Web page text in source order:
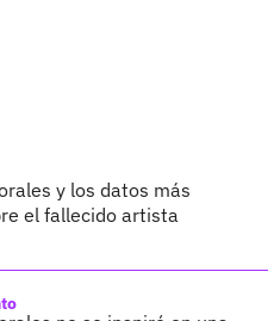
y los datos más
el fallecido artista